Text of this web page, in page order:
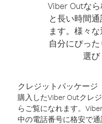
Viber Outな
と長い時間
ます。様々な
自分にぴっ
選び
クレジットパッケージ
購入したViber Outクレ
らご覧になれます。
中の電話番号に格安で通